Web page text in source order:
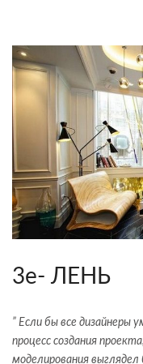
3e- ЛЕНЬ
” Если бы все дизайнеры
процесс создания
моделирования выглядел